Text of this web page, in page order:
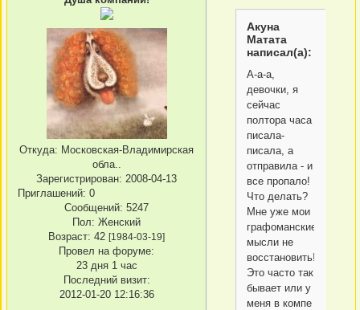
Откуда: Московская-Владимирская
обла..
Зарегистрирован: 2008-04-13
Приглашений: 0
Сообщений: 5247
Пол: Женский
Возраст: 42 [1984-03-19]
Провел на форуме:
23 дня 1 час
Последний визит:
2012-01-20 12:16:36
Акуна
Матата
написал(а):
А-а-а,
девочки, я
сейчас
полтора часа
писала-
писала, а
отправила - и
все пропало!
Что делать?
Мне уже мои
графоманские
мысли не
восстановить!
Это часто так
бывает или у
меня в компе